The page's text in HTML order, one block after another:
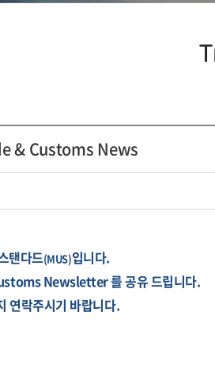
& Customs News
탠다드(MUS)입니다.
Newsletter 를 공유 드립니다.
연락주시기 바랍니다.